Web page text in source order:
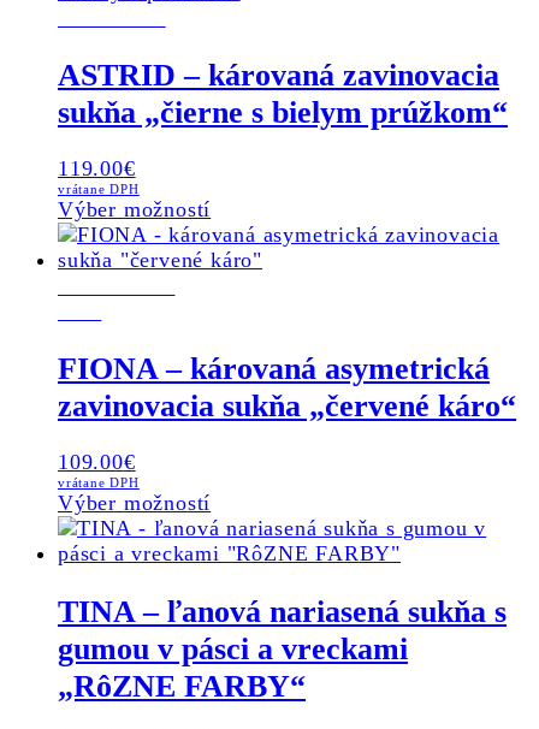
ASTRID – károvaná zavinovacia
sukňa „čierne s bielym prúžkom“
119.00€
vrátane DPH
Výber možností
product
has
options
may
be
product
page
FIONA – károvaná asymetrická
zavinovacia sukňa „červené káro“
109.00€
vrátane DPH
Výber možností
product
has
variants.
The
options
may
be
TINA – ľanová nariasená sukňa s
gumou v pásci a vreckami
„RôZNE FARBY“